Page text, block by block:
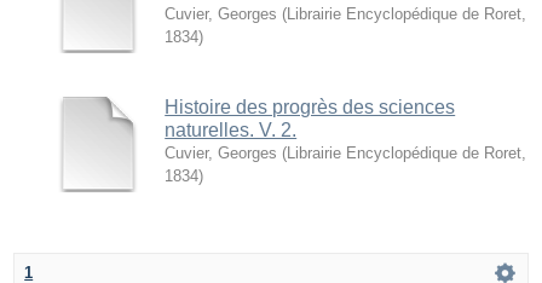
Cuvier, Georges ( Librairie Encyclopédique de Roret
1834)
Histoire des progrès des sciences
naturelles. V. 2.
Cuvier, Georges ( Librairie Encyclopédique de Roret
1834)
1